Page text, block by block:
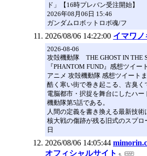
ド」【16時プレバン受注開始】
2026年08月06日 15:46
ガンダムロボットロボ魂/フ
2026/08/06 14:22:00 イマワノ
2026-08-06
攻殻機動隊 THE GHOST IN THE
『PHANTOM FUND』感想ツイー
アニメ 攻殻機動隊 感想ツイート
酷く寒い街で巻き起こる、古臭く
電脳都市・択捉を舞台にしたハ
機動隊第5話である。
人間の定義を書き換える最新技
核大戦の傷跡が残る旧式のスプ
日
2026/08/06 14:05:44
オフィシャルサイト